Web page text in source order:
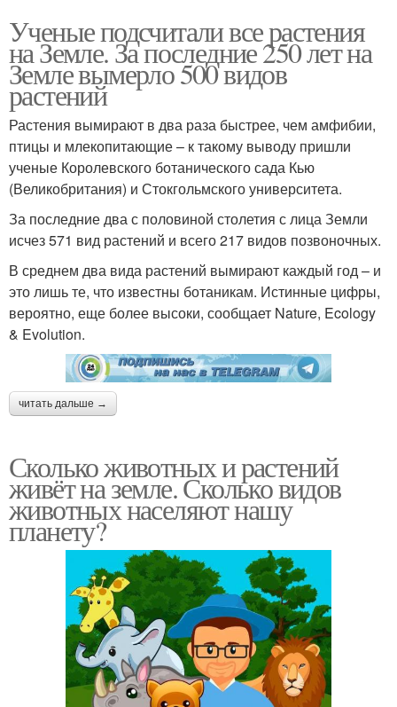
Ученые подсчитали все растения
на Земле. За последние 250 лет на
Земле вымерло 500 видов
растений
Растения вымирают в два раза быстрее, чем амфибии,
птицы и млекопитающие – к такому выводу пришли
ученые Королевского ботанического сада Кью
(Великобритания) и Стокгольмского университета.
За последние два с половиной столетия с лица Земли
исчез 571 вид растений и всего 217 видов позвоночных.
В среднем два вида растений вымирают каждый год – и
это лишь те, что известны ботаникам. Истинные цифры,
вероятно, еще более высоки, сообщает Nature, Ecology
& Evolution.
читать дальше →
Сколько животных и растений
живёт на земле. Сколько видов
животных населяют нашу
планету?